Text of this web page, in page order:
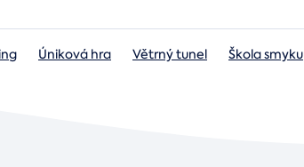
800 zážitků
Úniková hra Větrný tunel Škola smyku